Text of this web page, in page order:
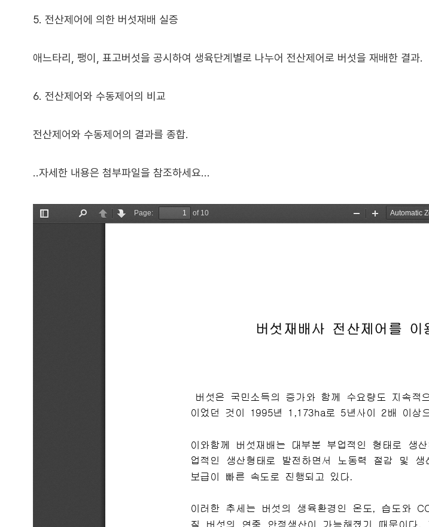
5. 전산제어에 의한 버섯재배 실증
애느타리, 팽이, 표고버섯을 공시하여 생육단계별로 나누어 전산제어로 버섯을 재배한 결과.
6. 전산제어와 수동제어의 비교
전산제어와 수동제어의 결과를 종합.
..자세한 내용은 첨부파일을 참조하세요...